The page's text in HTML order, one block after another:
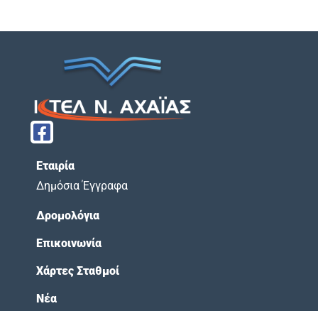
Εταιρία
Δημόσια Έγγραφα
Δρομολόγια
Επικοινωνία
Χάρτες Σταθμοί
Νέα